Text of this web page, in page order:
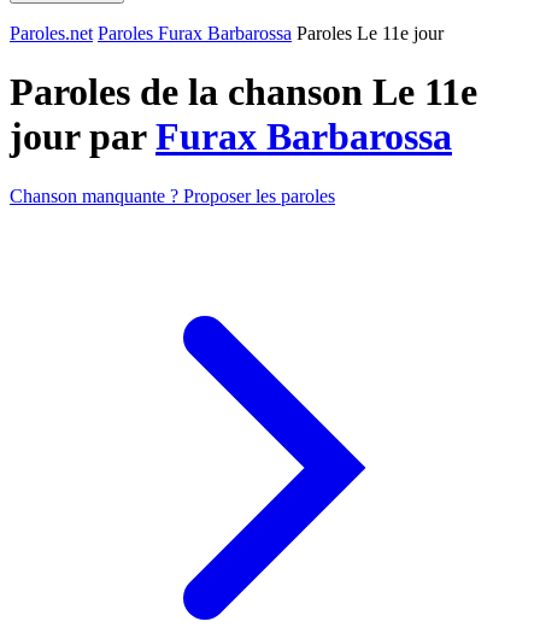
Paroles.net Paroles Furax Barbarossa Paroles Le 11e jour
Paroles de la chanson Le 11e
jour parFurax Barbarossa
Chanson manquante ? Proposer les paroles